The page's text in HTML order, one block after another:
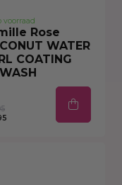
voorraad
Rose
WATER
COATING